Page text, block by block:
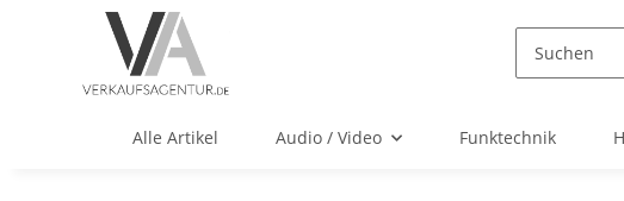
Alle Artikel Audio / Video Funktechnik